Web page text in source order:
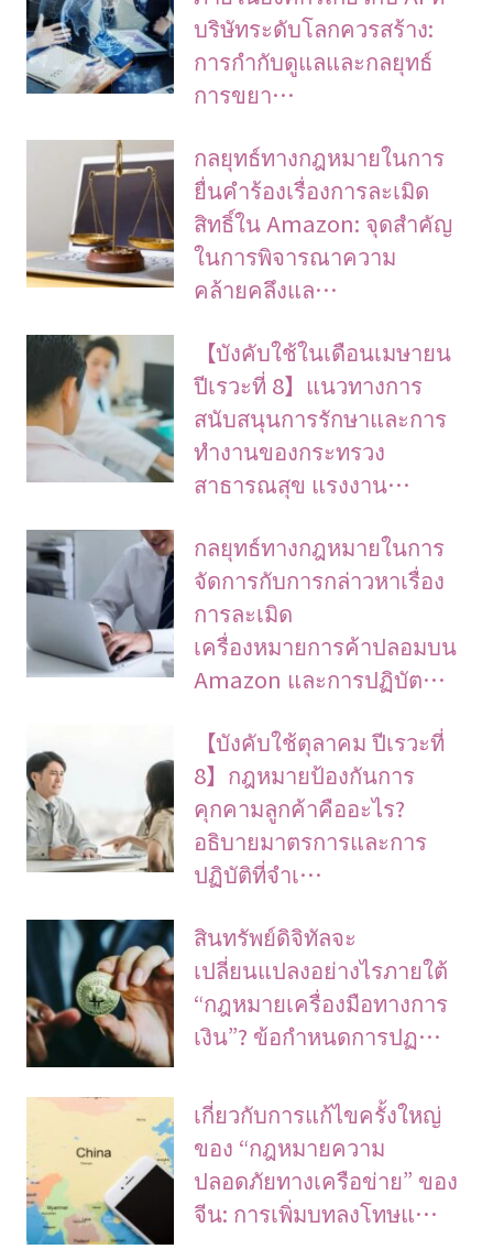
บริษัทระดับโลกควรสร้าง:
การกำกับดูแลและกลยุทธ์
การขยา…
กลยุทธ์ทางกฎหมายในการ
ยื่นคำร้องเรื่องการละเมิด
สิทธิ์ใน Amazon: จุดสำคัญ
ในการพิจารณาความ
คล้ายคลึงแล…
【บังคับใช้ในเดือนเมษายน
ปีเรวะที่ 8】แนวทางการ
สนับสนุนการรักษาและการ
ทำงานของกระทรวง
สาธารณสุข แรงงาน…
กลยุทธ์ทางกฎหมายในการ
จัดการกับการกล่าวหาเรื่อง
การละเมิด
เครื่องหมายการค้าปลอมบน
Amazon และการปฏิบัต…
【บังคับใช้ตุลาคม ปีเรวะที่
8】กฎหมายป้องกันการ
คุกคามลูกค้าคืออะไร?
อธิบายมาตรการและการ
ปฏิบัติที่จำเ…
สินทรัพย์ดิจิทัลจะ
เปลี่ยนแปลงอย่างไรภายใต้
“กฎหมายเครื่องมือทางการ
เงิน”? ข้อกำหนดการปฏ…
เกี่ยวกับการแก้ไขครั้งใหญ่
ของ “กฎหมายความ
ปลอดภัยทางเครือข่าย” ของ
จีน: การเพิ่มบทลงโทษแ…